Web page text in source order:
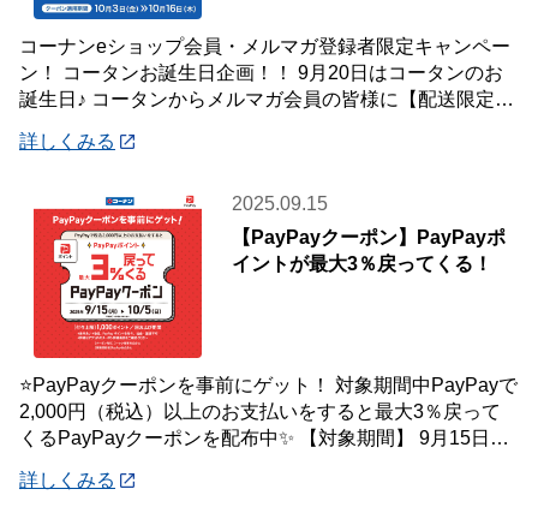
コーナンeショップ会員・メルマガ登録者限定キャンペー
ン！ コータンお誕生日企画！！ 9月20日はコータンのお
誕生日♪ コータンからメルマガ会員の皆様に【配送限定】
詳しくみる
2025.09.15
【PayPayクーポン】PayPayポ
イントが最大3％戻ってくる！
⭐PayPayクーポンを事前にゲット！ 対象期間中PayPayで
2,000円（税込）以上のお支払いをすると最大3％戻って
くるPayPayクーポンを配布中✨ 【対象期間】 9月15日
詳しくみる